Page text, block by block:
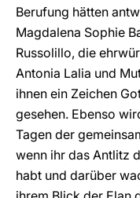
Berufung hätten
Magdalena Sophie
Russolillo, die
Antonia Lalia und
ihnen ein Zeichen
gesehen. Ebenso
Tagen der
wenn ihr das Antlitz
habt und darüber